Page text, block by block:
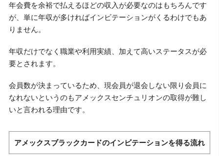
年会費を余裕で払えるほどの収入が必要なのはもちろんです
が、単に年収が多ければインビテーションがくるわけでもあ
りません。
年収だけでなく職業や利用実績、加えて高いステータスが必
要とされます。
会員数が決まっているため、現会員が退会しない限り会員に
なれないというのもアメックスセンチュリオンの取得が難し
いと言われる理由です。
アメックスブラックカードのインビテーションを得る流れ